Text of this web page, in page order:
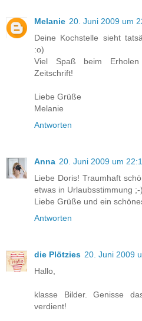
Melanie 20. Juni 2009 um
Deine Kochstelle sieht
:o)
Viel Spaß beim
Zeitschrift!
Liebe Grüße
Melanie
Antworten
Anna 20. Juni 2009 um
Liebe Doris! Traumhaft
etwas in Urlaubsstimmung ;-)
Liebe Grüße und ein
Antworten
die Plötzies 20. Juni 2009
Hallo,
klasse Bilder. Genisse
verdient!